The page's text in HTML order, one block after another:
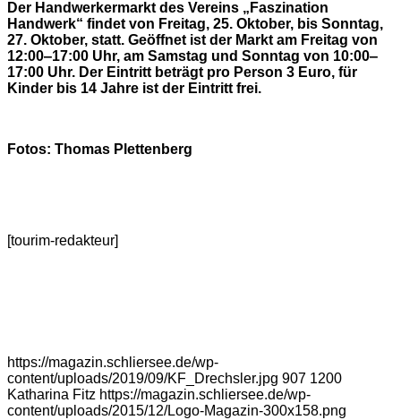
Der Handwerkermarkt des Vereins „Faszination
Handwerk“ findet von Freitag, 25. Oktober, bis Sonntag,
27. Oktober, statt. Geöffnet ist der Markt am Freitag von
12:00‒17:00 Uhr, am Samstag und Sonntag von 10:00‒
17:00 Uhr. Der Eintritt beträgt pro Person 3 Euro, für
Kinder bis 14 Jahre ist der Eintritt frei.
Fotos: Thomas Plettenberg
[tourim-redakteur]
https://magazin.schliersee.de/wp-
content/uploads/2019/09/KF_Drechsler.jpg 907 1200
Katharina Fitz https://magazin.schliersee.de/wp-
content/uploads/2015/12/Logo-Magazin-300x158.png